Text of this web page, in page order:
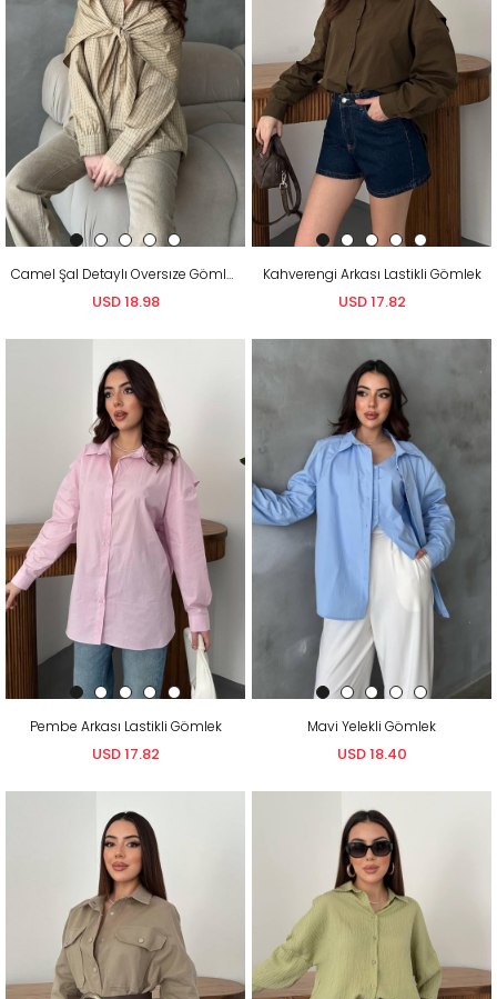
Camel Şal Detaylı Oversıze Gömlek
USD 18.98
Kahverengi Arkası Lastikli Gömlek
USD 17.82
Pembe Arkası Lastikli Gömlek
USD 17.82
Mavi Yelekli Gömlek
USD 18.40